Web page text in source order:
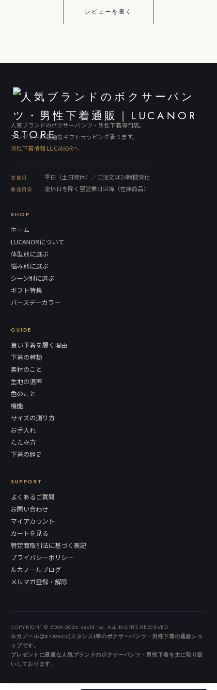
レビューを書く
人気ブランドのボクサーパンツ・男性下着専門店。
プレゼントに最適なギフトラッピング承ります。
男性下着情報 LUCANORへ
営業日 平日（土日祝休）／ご注文は24時間受付
発送目安 定休日を除く翌営業日以降（在庫商品）
SHOP
ホーム
LUCANORについて
体型別に選ぶ
悩み別に選ぶ
シーン別に選ぶ
ギフト特集
バースデーカラー
GUIDE
良い下着を履く理由
下着の種類
素材のこと
生地の混率
色のこと
機能
サイズの測り方
お手入れ
たたみ方
下着の歴史
SUPPORT
よくあるご質問
お問い合わせ
マイアカウント
カートを見る
特定商取引法に基づく表記
プライバシーポリシー
ルカノールブログ
メルマガ登録・解除
COPYRIGHT © 2009-2026 neold Inc. ALL RIGHTS RESERVED.
ルカノールはSTANCE(スタンス)等のボクサーパンツ・男性下着の通販ショ
ップです。
プレゼントに最適な人気ブランドのボクサーパンツ・男性下着を主に取り扱
いしております。